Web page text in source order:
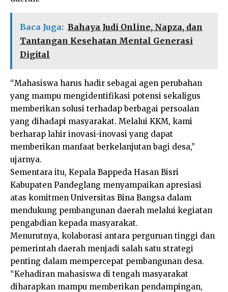
Baca Juga: Bahaya Judi Online, Napza, dan
Tantangan Kesehatan Mental Generasi
Digital
“Mahasiswa harus hadir sebagai agen perubahan
yang mampu mengidentifikasi potensi sekaligus
memberikan solusi terhadap berbagai persoalan
yang dihadapi masyarakat. Melalui KKM, kami
berharap lahir inovasi-inovasi yang dapat
memberikan manfaat berkelanjutan bagi desa,”
ujarnya.
Sementara itu, Kepala Bappeda Hasan Bisri
Kabupaten Pandeglang menyampaikan apresiasi
atas komitmen Universitas Bina Bangsa dalam
mendukung pembangunan daerah melalui kegiatan
pengabdian kepada masyarakat.
Menurutnya, kolaborasi antara perguruan tinggi dan
pemerintah daerah menjadi salah satu strategi
penting dalam mempercepat pembangunan desa.
“Kehadiran mahasiswa di tengah masyarakat
diharapkan mampu memberikan pendampingan,